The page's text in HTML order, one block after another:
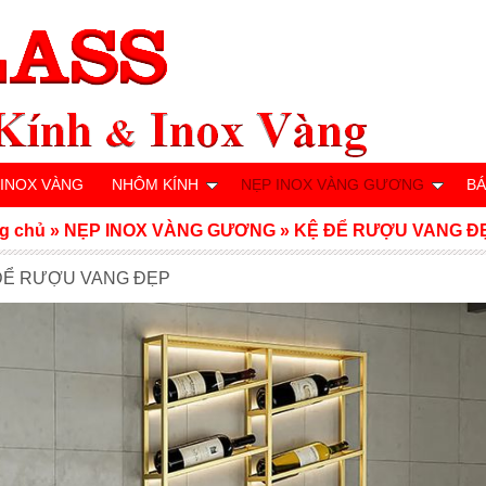
RƯỢU VANG ĐẸP
chủ » NẸP INOX VÀNG GƯƠNG » KỆ ĐỂ RƯỢU VANG
VÀNG NHÔM KÍNH NẸP INOX VÀNG GƯƠNG